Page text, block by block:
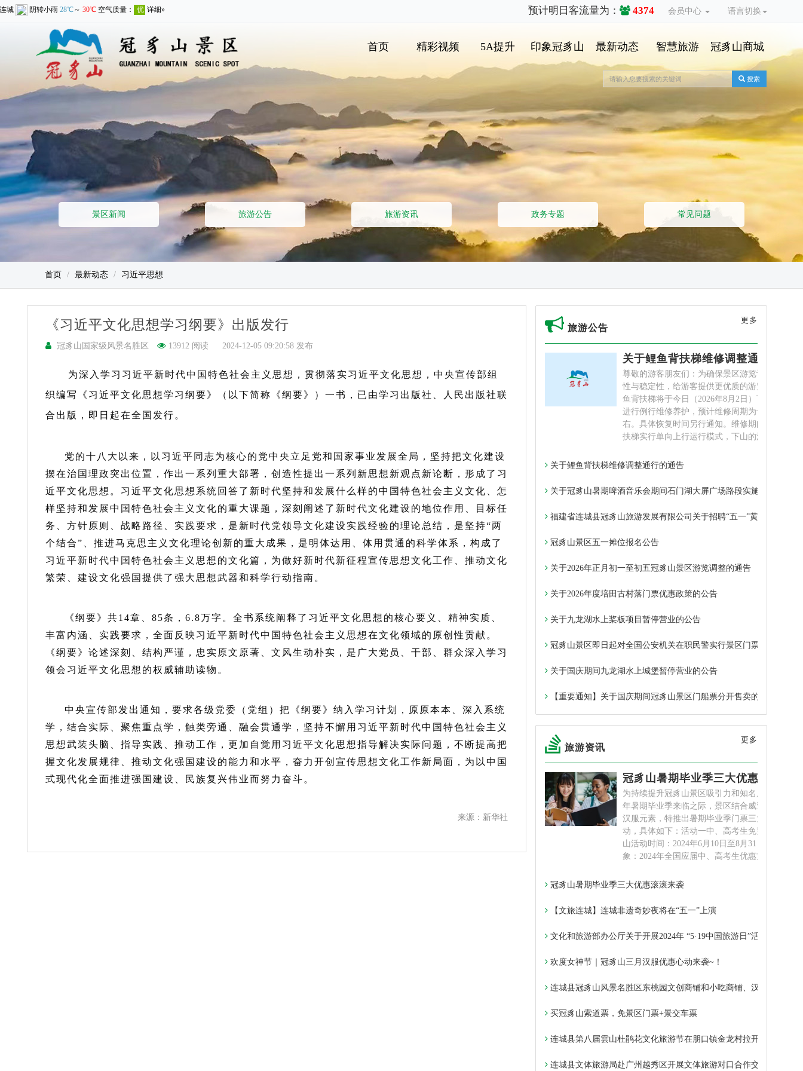
预计明日客流量为： 4374 会员中心 语言切换
首页 精彩视频 5A提升 印象冠豸山 最新动态 智慧旅游 冠豸山商城
搜索
景区新闻 旅游公告 旅游资讯 政务专题 常见问题
首页 最新动态 习近平思想
《习近平文化思想学习纲要》出版发行
冠豸山国家级风景名胜区 13912 阅读 2024-12-05 09:20:58 发布
为深入学习习近平新时代中国特色社会主义思想，贯彻落实习近平文化思想，中央宣传部组
织编写《习近平文化思想学习纲要》（以下简称《纲要》）一书，已由学习出版社、人民出版社联
合出版，即日起在全国发行。
党的十八大以来，以习近平同志为核心的党中央立足党和国家事业发展全局，坚持把文化建设
摆在治国理政突出位置，作出一系列重大部署，创造性提出一系列新思想新观点新论断，形成了习
近平文化思想。习近平文化思想系统回答了新时代坚持和发展什么样的中国特色社会主义文化、怎
样坚持和发展中国特色社会主义文化的重大课题，深刻阐述了新时代文化建设的地位作用、目标任
务、方针原则、战略路径、实践要求，是新时代党领导文化建设实践经验的理论总结，是坚持“两
个结合”、推进马克思主义文化理论创新的重大成果，是明体达用、体用贯通的科学体系，构成了
习近平新时代中国特色社会主义思想的文化篇，为做好新时代新征程宣传思想文化工作、推动文化
繁荣、建设文化强国提供了强大思想武器和科学行动指南。
《纲要》共14章、85条，6.8万字。全书系统阐释了习近平文化思想的核心要义、精神实质、
丰富内涵、实践要求，全面反映习近平新时代中国特色社会主义思想在文化领域的原创性贡献。
《纲要》论述深刻、结构严谨，忠实原文原著、文风生动朴实，是广大党员、干部、群众深入学习
领会习近平文化思想的权威辅助读物。
中央宣传部发出通知，要求各级党委（党组）把《纲要》纳入学习计划，原原本本、深入系统
学，结合实际、聚焦重点学，触类旁通、融会贯通学，坚持不懈用习近平新时代中国特色社会主义
思想武装头脑、指导实践、推动工作，更加自觉用习近平文化思想指导解决实际问题，不断提高把
握文化发展规律、推动文化强国建设的能力和水平，奋力开创宣传思想文化工作新局面，为以中国
式现代化全面推进强国建设、民族复兴伟业而努力奋斗。
来源：新华社
旅游公告
更多
关于鲤鱼背扶梯维修调整通行的通
尊敬的游客朋友们：为确保景区游览设施的安全
性与稳定性，给游客提供更优质的游览体验，鲤
鱼背扶梯将于今日（2026年8月2日）下午14点起
进行例行维修养护，预计维修周期为十五天左
右。具体恢复时间另行通知。维修期间，鲤鱼背
扶梯实行单向上行运行模式，下山的游�
关于鲤鱼背扶梯维修调整通行的通告
关于冠豸山暑期啤酒音乐会期间石门湖大屏广场路段实施车辆管控的
福建省连城县冠豸山旅游发展有限公司关于招聘“五一”黄金周志愿者
冠豸山景区五一摊位报名公告​
关于2026年正月初一至初五冠豸山景区游览调整的通告
关于2026年度培田古村落门票优惠政策的公告
关于九龙湖水上桨板项目暂停营业的公告
冠豸山景区即日起对全国公安机关在职民警实行景区门票免费政策~
关于国庆期间九龙湖水上城堡暂停营业的公告
【重要通知】关于国庆期间冠豸山景区门船票分开售卖的通告
旅游资讯
更多
冠豸山暑期毕业季三大优惠滚滚来
为持续提升冠豸山景区吸引力和知名度，在2024
年暑期毕业季来临之际，景区结合威亚新体验和
汉服元素，特推出暑期毕业季门票三大优惠活
动，具体如下：活动一中、高考生免费畅游冠豸
山活动时间：2024年6月10日至8月31日活动对
象：2024年全国应届中、高考生优惠方法：活
冠豸山暑期毕业季三大优惠滚滚来袭
【文旅连城】连城非遗奇妙夜将在“五一”上演
文化和旅游部办公厅关于开展2024年 “5·19中国旅游日”活动的通知
欢度女神节｜冠豸山三月汉服优惠心动来袭~！
连城县冠豸山风景名胜区东桃园文创商铺和小吃商铺、汉服体验馆
买冠豸山索道票，免景区门票+景交车票
连城县第八届雲山杜鹃花文化旅游节在朋口镇金龙村拉开帷幕
连城县文体旅游局赴广州越秀区开展文体旅游对口合作交流暨签约活